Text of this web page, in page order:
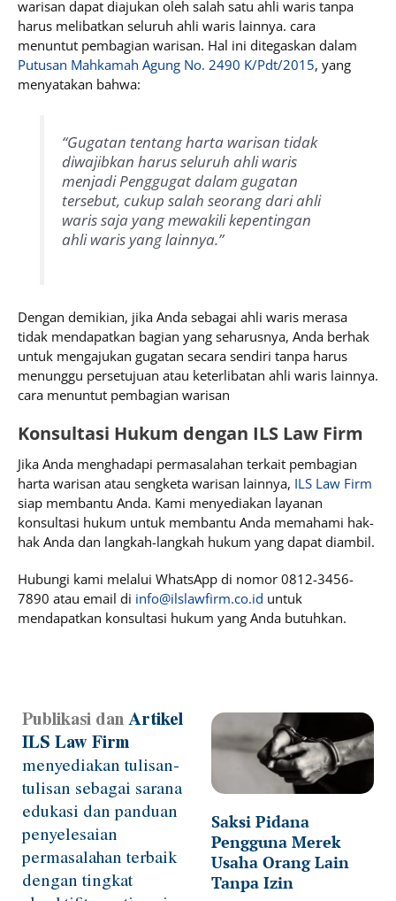
warisan dapat diajukan oleh salah satu ahli waris tanpa
harus melibatkan seluruh ahli waris lainnya. cara
menuntut pembagian warisan. Hal ini ditegaskan dalam
Putusan Mahkamah Agung No. 2490 K/Pdt/2015, yang
menyatakan bahwa:
“Gugatan tentang harta warisan tidak
diwajibkan harus seluruh ahli waris
menjadi Penggugat dalam gugatan
tersebut, cukup salah seorang dari ahli
waris saja yang mewakili kepentingan
ahli waris yang lainnya.”
Dengan demikian, jika Anda sebagai ahli waris merasa
tidak mendapatkan bagian yang seharusnya, Anda berhak
untuk mengajukan gugatan secara sendiri tanpa harus
menunggu persetujuan atau keterlibatan ahli waris lainnya.
cara menuntut pembagian warisan
Konsultasi Hukum dengan ILS Law Firm
Jika Anda menghadapi permasalahan terkait pembagian
harta warisan atau sengketa warisan lainnya, ILS Law Firm
siap membantu Anda. Kami menyediakan layanan
konsultasi hukum untuk membantu Anda memahami hak-
hak Anda dan langkah-langkah hukum yang dapat diambil.
Hubungi kami melalui WhatsApp di nomor 0812-3456-
7890 atau email di info@ilslawfirm.co.id untuk
mendapatkan konsultasi hukum yang Anda butuhkan.
Publikasi danArtikel
ILS Law Firm
menyediakan tulisan-
tulisan sebagai sarana
edukasi dan panduan
penyelesaian
permasalahan terbaik
dengan tingkat
Saksi Pidana
Pengguna Merek
Usaha Orang Lain
Tanpa Izin
PagePagePage